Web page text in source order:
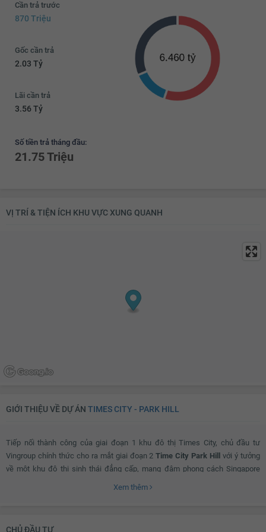
Cần trả trước
870 Triệu
Gốc cần trả
2.03 Tỷ
Lãi cần trả
3.56 Tỷ
Số tiền trả tháng đầu:
21.75 Triệu
VỊ TRÍ & TIỆN ÍCH KHU VỰC XUNG QUANH
GIỚI THIỆU VỀ DỰ ÁN TIMES CITY - PARK HILL
Tiếp nối thành công của giai đoạn 1 khu đô thị Times City, chủ đầu tư
Vingroup chính thức cho ra mắt giai đoạn 2Time City Park Hill với ý tưởng
về một khu đô thị sinh thái đẳng cấp, mang đậm phong cách Singapore
Xem thêm
CHỦ ĐẦU TƯ